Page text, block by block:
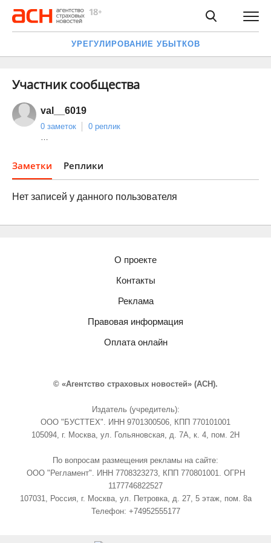
УРЕГУЛИРОВАНИЕ УБЫТКОВ
Участник сообщества
val__6019
0 заметок
0 реплик
…
Заметки Реплики
Нет записей у данного пользователя
О проекте
Контакты
Реклама
Правовая информация
Оплата онлайн
© «Агентство страховых новостей» (АСН).
Издатель (учредитель):
ООО "БУСТТЕХ". ИНН 9701300506, КПП 770101001
105094, г. Москва, ул. Гольяновская, д. 7А, к. 4, пом. 2Н
По вопросам размещения рекламы на сайте:
ООО "Регламент". ИНН 7708323273, КПП 770801001. ОГРН
1177746822527
107031, Россия, г. Москва, ул. Петровка, д. 27, 5 этаж, пом. 8а
Телефон: +74952555177